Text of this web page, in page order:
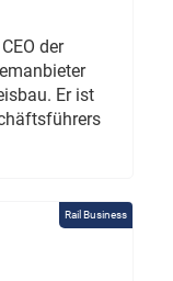
der
Er ist
Rail Business